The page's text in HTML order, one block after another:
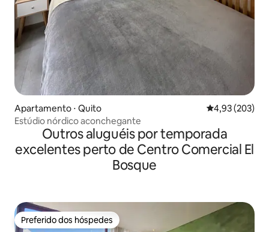
Apartamento ⋅ Quito 4,93 de uma
4,93 (203)
Estúdio nórdico aconchegante
Outros aluguéis por temporada
excelentes perto de Centro Comercial El
Bosque
Preferido dos hóspedes
Preferido dos hóspedes